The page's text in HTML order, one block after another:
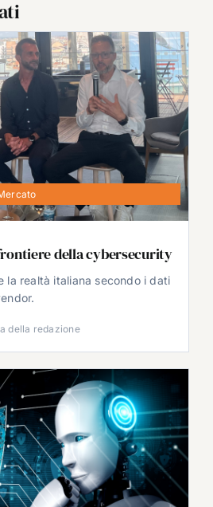
della cybersecurity
la realtà italiana secondo i dati
della redazione